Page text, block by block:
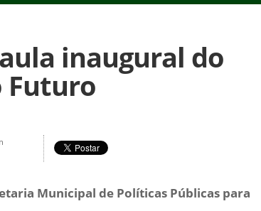
inaugural do
Futuro
Municipal de Políticas Públicas para